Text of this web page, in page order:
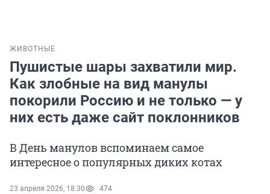
ЖИВОТНЫЕ
Пушистые шары захватили мир.
Как злобные на вид манулы
покорили Россию и не только — у
них есть даже сайт поклонников
В День манулов вспоминаем самое
интересное о популярных диких котах
23 апреля 2026, 18:30 474